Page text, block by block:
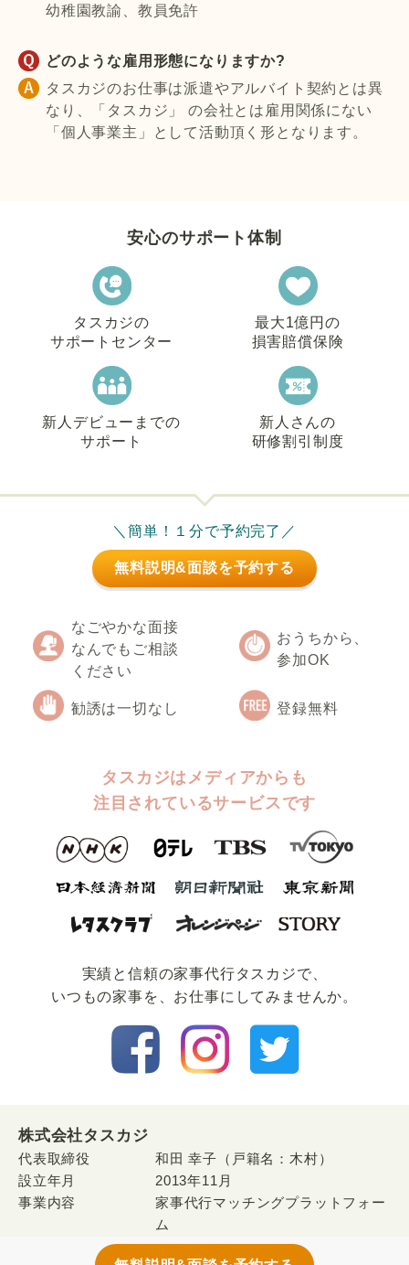
幼稚園教諭、教員免許
どのような雇用形態になりますか?
タスカジのお仕事は派遣やアルバイト契約とは異
なり、「タスカジ」 の会社とは雇用関係にない
「個人事業主」として活動頂く形となります。
安心のサポート体制
タスカジの
サポートセンター
最大1億円の
損害賠償保険
新人デビューまでの
サポート
新人さんの
研修割引制度
＼簡単！１分で予約完了／
無料説明&面談を予約する
なごやかな面接
なんでもご相談
ください
おうちから、
参加OK
勧誘は一切なし 登録無料
タスカジはメディアからも
注目されているサービスです
実績と信頼の家事代⾏タスカジで、
いつもの家事を、お仕事にしてみませんか。
株式会社タスカジ
代表取締役
和田 幸子（戸籍名：木村）
設立年月
2013年11月
事業内容
家事代行マッチングプラットフォー
ム
「タスカジ」の運営・開発